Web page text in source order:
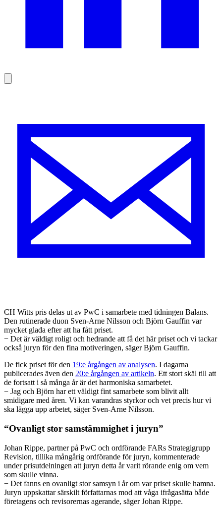
CH Witts pris delas ut av PwC i samarbete med tidningen Balans.
Den rutinerade duon Sven-Arne Nilsson och Björn Gauffin var
mycket glada efter att ha fått priset.
− Det är väldigt roligt och hedrande att få det här priset och vi tackar
också juryn för den fina motiveringen, säger Björn Gauffin.
De fick priset för den 19:e årgången av analysen. I dagarna
publicerades även den 20:e årgången av artikeln. Ett stort skäl till att
de fortsatt i så många år är det harmoniska samarbetet.
− Jag och Björn har ett väldigt fint samarbete som blivit allt
smidigare med åren. Vi kan varandras styrkor och vet precis hur vi
ska lägga upp arbetet, säger Sven-Arne Nilsson.
“Ovanligt stor samstämmighet i juryn”
Johan Rippe, partner på PwC och ordförande FARs Strategigrupp
Revision, tillika mångårig ordförande för juryn, kommenterade
under prisutdelningen att juryn detta år varit rörande enig om vem
som skulle vinna.
− Det fanns en ovanligt stor samsyn i år om var priset skulle hamna.
Juryn uppskattar särskilt författarnas mod att våga ifrågasätta både
företagens och revisorernas agerande, säger Johan Rippe.